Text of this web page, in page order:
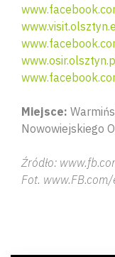
Miejsce:
Nowowiejskiego
Źródło:
Fot.